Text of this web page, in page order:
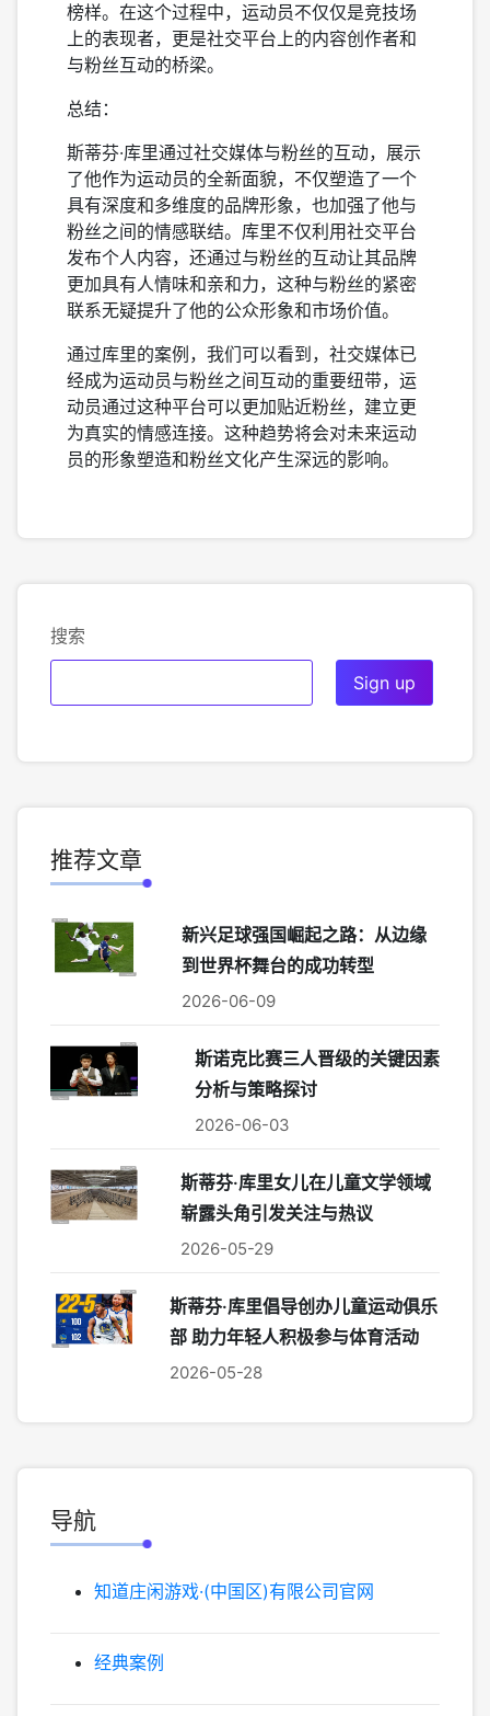
榜样。在这个过程中，运动员不仅仅是竞技场
上的表现者，更是社交平台上的内容创作者和
与粉丝互动的桥梁。
总结：
斯蒂芬·库里通过社交媒体与粉丝的互动，展示
了他作为运动员的全新面貌，不仅塑造了一个
具有深度和多维度的品牌形象，也加强了他与
粉丝之间的情感联结。库里不仅利用社交平台
发布个人内容，还通过与粉丝的互动让其品牌
更加具有人情味和亲和力，这种与粉丝的紧密
联系无疑提升了他的公众形象和市场价值。
通过库里的案例，我们可以看到，社交媒体已
经成为运动员与粉丝之间互动的重要纽带，运
动员通过这种平台可以更加贴近粉丝，建立更
为真实的情感连接。这种趋势将会对未来运动
员的形象塑造和粉丝文化产生深远的影响。
搜索
推荐文章
新兴足球强国崛起之路：从边缘
到世界杯舞台的成功转型
2026-06-09
斯诺克比赛三人晋级的关键因素
分析与策略探讨
2026-06-03
斯蒂芬·库里女儿在儿童文学领域
崭露头角引发关注与热议
2026-05-29
斯蒂芬·库里倡导创办儿童运动俱乐
部 助力年轻人积极参与体育活动
2026-05-28
导航
知道庄闲游戏·(中国区)有限公司官网
经典案例